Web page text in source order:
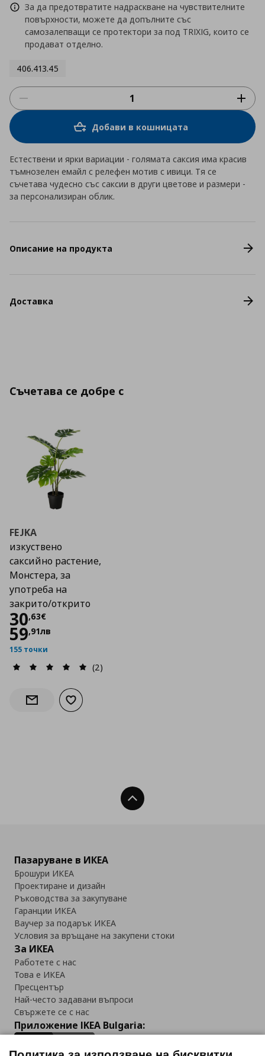
За да предотвратите надраскване на чувствителните
повърхности, можете да допълните със
самозалепващи се протектори за под TRIXIG, които се
продават отделно.
406.413.45
Добави в кошницата
Естествени и ярки вариации - голямата саксия има красив
тъмнозелен емайл с релефен мотив с ивици. Тя се
съчетава чудесно със саксии в други цветове и размери -
за персонализиран облик.
Описание на продукта
Доставка
Съчетава се добре с
FEJKA
изкуствено
саксийно растение,
Монстера, за
употреба на
закрито/открито
30,63€
Цена
59,91лв
155 точки
(2)
Информирай ме за наличност
Добави към списъка с любими
Нагоре
Пазаруване в ИКЕА
Брошури ИКЕА
Проектиране и дизайн
Ръководства за закупуване
Гаранции ИКЕА
Ваучер за подарък ИКЕА
Условия за връщане на закупени стоки
За ИКЕА
Работете с нас
Това е ИКЕА
Пресцентър
Най-често задавани въпроси
Свържете се с нас
Приложение IKEA Bulgaria: